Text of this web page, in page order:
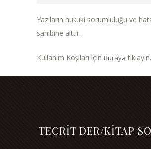
Yazıların hukuki sorumluluğu ve
sahibine aittir.
Kullanım Koşlları için Buraya tıklayın.
TECRİT DER/KİTAP